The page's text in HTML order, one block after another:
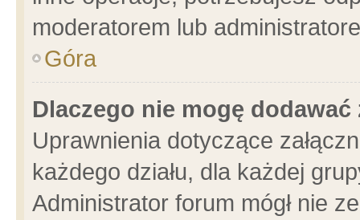
moderatorem lub
Góra
Dlaczego nie mogę dodawać
Uprawnienia dotyczące
każdego działu, dla każdej
Administrator forum mógł nie